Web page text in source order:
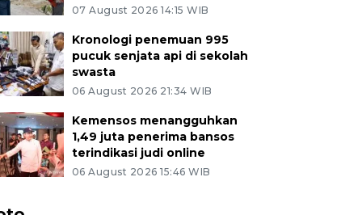
07 August 2026 14:15 WIB
Kronologi penemuan 995
pucuk senjata api di sekolah
swasta
06 August 2026 21:34 WIB
Kemensos menangguhkan
1,49 juta penerima bansos
terindikasi judi online
06 August 2026 15:46 WIB